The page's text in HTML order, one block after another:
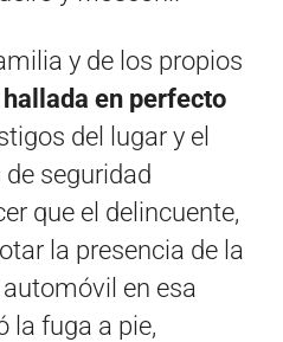
y de los propios
hallada en perfecto
del lugar y el
seguridad
que el delincuente,
la presencia de la
en esa
la fuga a pie,